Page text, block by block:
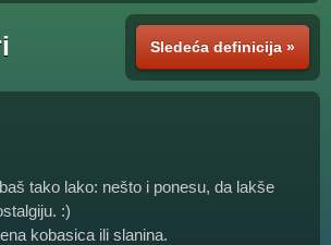
Sledeća definicija »
tako lako: nešto i ponesu, da lakše
:)
kobasica ili slanina.